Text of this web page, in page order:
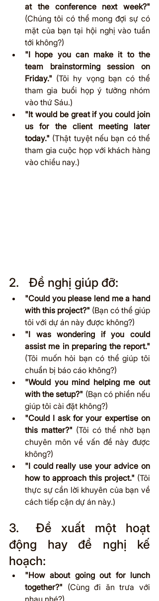
at the conference next week?"
(Chúng tôi có thể mong đợi sự có
mặt của bạn tại hội nghị vào tuần
tới không?)
"I hope you can make it to the
team brainstorming session on
Friday." (Tôi hy vọng bạn có thể
tham gia buổi họp ý tưởng nhóm
vào thứ Sáu.)
"It would be great if you could join
us for the client meeting later
today." (Thật tuyệt nếu bạn có thể
tham gia cuộc họp với khách hàng
vào chiều nay.)
2.	Đề nghị giúp đỡ:
"Could you please lend me a hand
with this project?" (Bạn có thể giúp
tôi với dự án này được không?)
"I was wondering if you could
assist me in preparing the report."
(Tôi muốn hỏi bạn có thể giúp tôi
chuẩn bị báo cáo không?)
"Would you mind helping me out
with the setup?" (Bạn có phiền nếu
giúp tôi cài đặt không?)
"Could I ask for your expertise on
this matter?" (Tôi có thể nhờ bạn
chuyên môn về vấn đề này được
không?)
"I could really use your advice on
how to approach this project." (Tôi
thực sự cần lời khuyên của bạn về
cách tiếp cận dự án này.)
3.	Đề xuất một hoạt
động hay đề nghị kế
hoạch:
"How about going out for lunch
together?" (Cùng đi ăn trưa với
nhau nhé?)